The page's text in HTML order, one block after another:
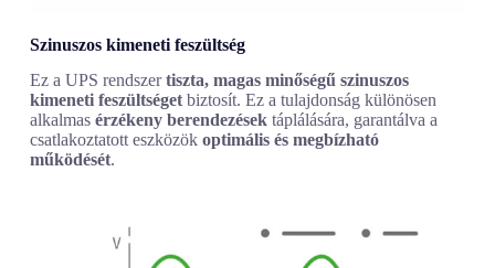
Szinuszos kimeneti feszültség
Ez a UPS rendszertiszta, magas minőségű szinuszos
kimeneti feszültségetbiztosít. Ez a tulajdonság különösen
alkalmas érzékeny berendezésektáplálására, garantálva a
csatlakoztatott eszközök optimális és megbízható
működését.